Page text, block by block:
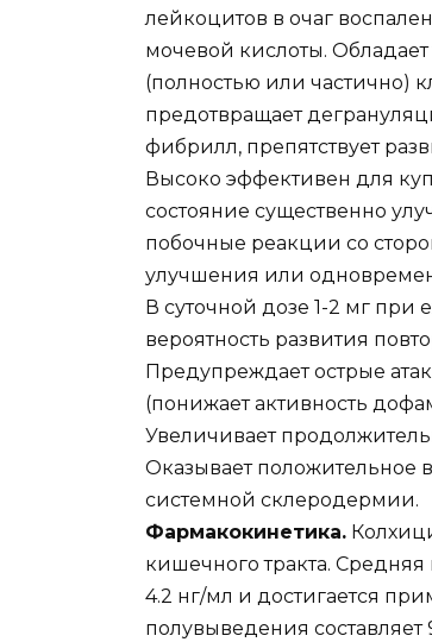
лейкоцитов в очаг
мочевой кислоты.
(полностью или частично)
предотвращает
фибрилл, препятствует
Высоко эффективен для
состояние существенно
побочные реакции со
улучшения или
В суточной дозе 1-2 мг
вероятность развития
Предупреждает острые
(понижает активность
Увеличивает
Оказывает положительное
системной склеродермии.
Фармакокинетика.
кишечного тракта.
4.2 нг/мл и достигается
полувыведения составляет